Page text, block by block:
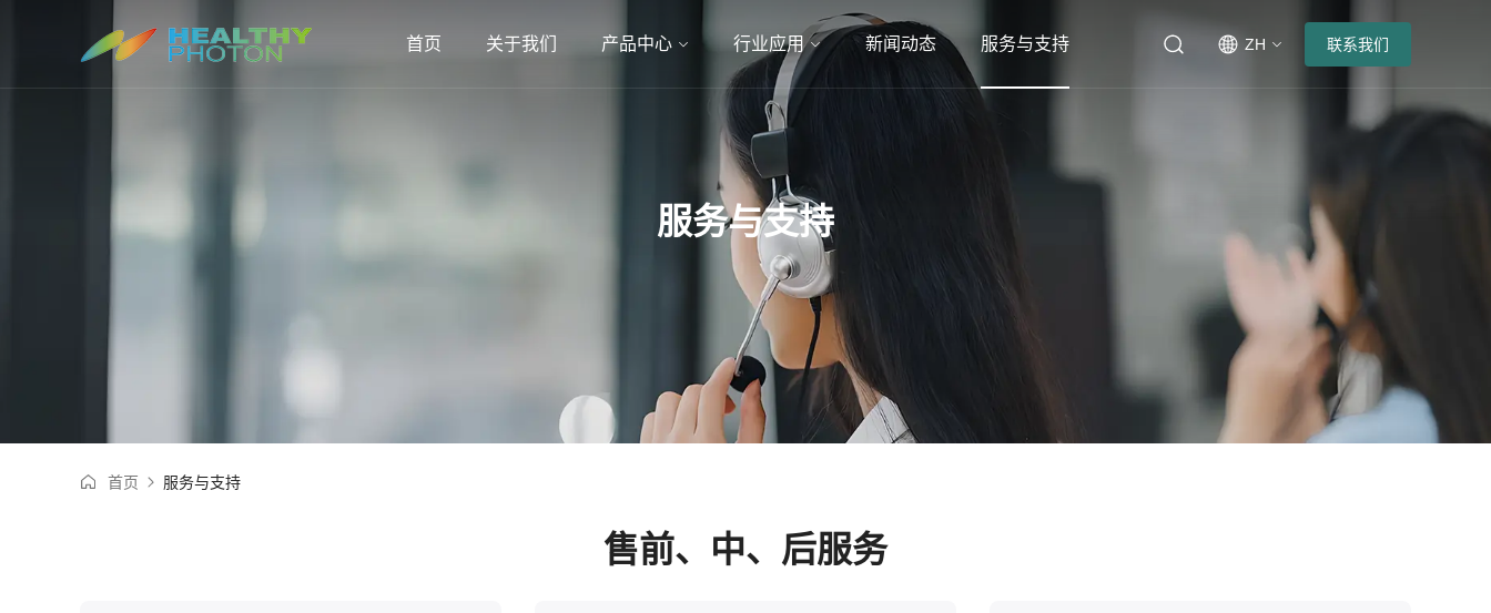
首页 关于我们 产品中心 行业应用 新闻动态 服务与支持 ZH 联系我们
服务与支持
首页 服务与支持
售前、中、后服务